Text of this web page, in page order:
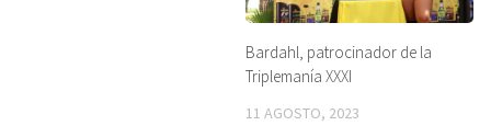
Bardahl, patrocinador de la
Triplemanía XXXI
11 AGOSTO, 2023